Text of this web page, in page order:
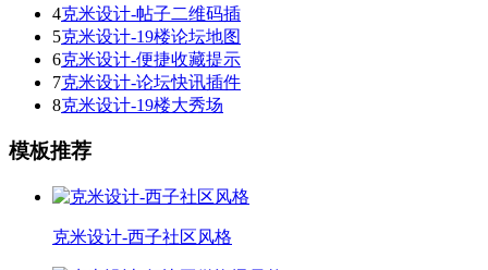
4克米设计-帖子二维码插
5克米设计-19楼论坛地图
6克米设计-便捷收藏提示
7克米设计-论坛快讯插件
8克米设计-19楼大秀场
模板推荐
克米设计-西子社区风格